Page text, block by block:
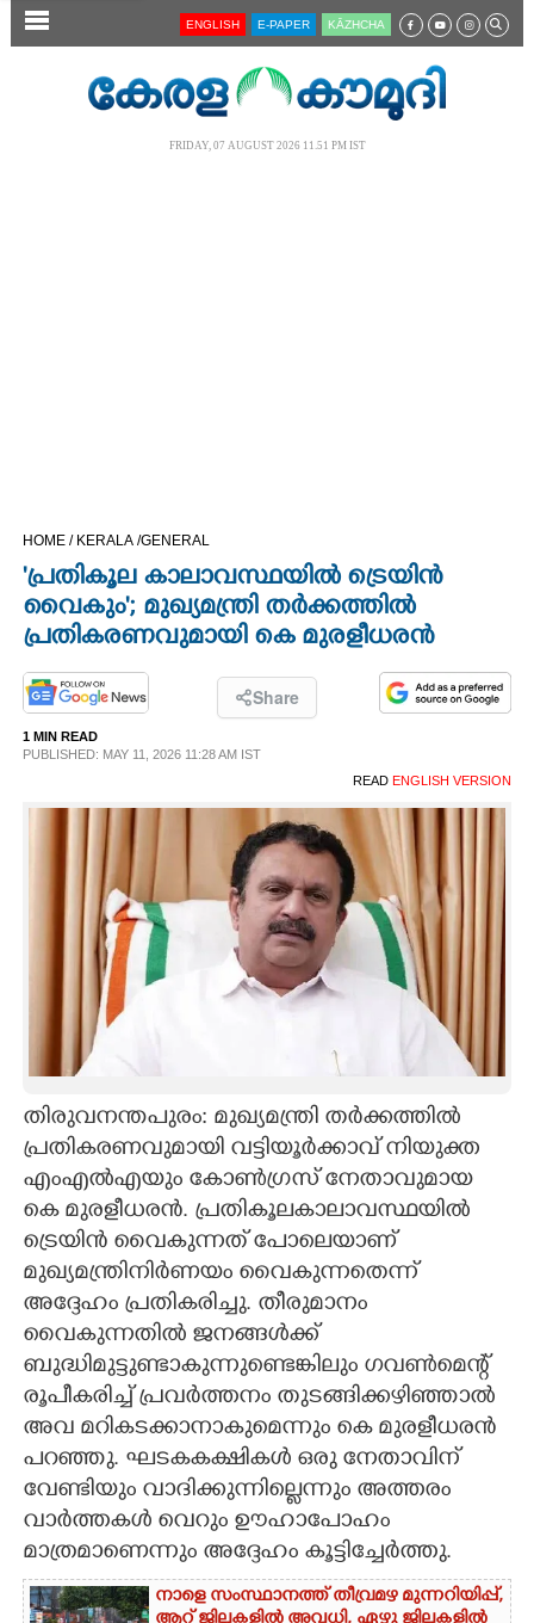
SECTIONS
OPINION
PHOTOS
LIFESTYLE
SPIRITUAL
CARTOONS
LITERATURE
ZOOM
CONTACT US
ENGLISH E-PAPER KĀZHCHA
FRIDAY, 07 AUGUST 2026 11.51 PM IST
HOME / KERALA /GENERAL
'പ്രതികൂല കാലാവസ്ഥയിൽ ട്രെയിൻ
വൈകും'; മുഖ്യമന്ത്രി തർക്കത്തിൽ
പ്രതികരണവുമായി കെ മുരളീധരൻ
Share
1 MIN READ
PUBLISHED: MAY 11, 2026 11:28 AM IST
READ ENGLISH VERSION
തിരുവനന്തപുരം: മുഖ്യമന്ത്രി തർക്കത്തിൽ
പ്രതികരണവുമായി വട്ടിയൂർക്കാവ്‌ നിയുക്ത
എംഎൽഎയും കോൺഗ്രസ് നേതാവുമായ
കെ മുരളീധരൻ. പ്രതികൂലകാലാവസ്ഥയിൽ
ട്രെയിൻ വൈകുന്നത് പോലെയാണ്
മുഖ്യമന്ത്രിനിർണയം വൈകുന്നതെന്ന്
അദ്ദേഹം പ്രതികരിച്ചു. തീരുമാനം
വൈകുന്നതിൽ ജനങ്ങൾക്ക്
ബുദ്ധിമുട്ടുണ്ടാകുന്നുണ്ടെങ്കിലും ഗവൺമെന്റ്
രൂപീകരിച്ച് പ്രവർത്തനം തുടങ്ങിക്കഴിഞ്ഞാൽ
അവ മറികടക്കാനാകുമെന്നും കെ മുരളീധരൻ
പറഞ്ഞു. ഘടകകക്ഷികൾ ഒരു നേതാവിന്
വേണ്ടിയും വാദിക്കുന്നില്ലെന്നും അത്തരം
വാർത്തകൾ വെറും ഊഹാപോഹം
മാത്രമാണെന്നും അദ്ദേഹം കൂട്ടിച്ചേർത്തു.
നാളെ സംസ്ഥാനത്ത് തീവ്രമഴ മുന്നറിയിപ്പ്,​